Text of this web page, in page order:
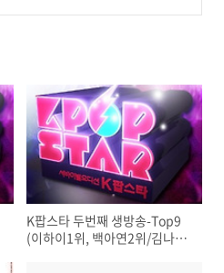
K팝스타 두번째 생방송-Top9
(이하이1위, 백아연2위/김나윤